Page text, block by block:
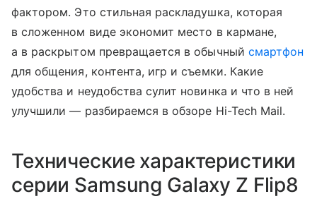
фактором. Это стильная раскладушка, которая
в сложенном виде экономит место в кармане,
а в раскрытом превращается в обычный смартфон
для общения, контента, игр и съемки. Какие
удобства и неудобства сулит новинка и что в ней
улучшили — разбираемся в обзоре Hi-Tech Mail.
Технические характеристики
серии Samsung Galaxy Z Flip8